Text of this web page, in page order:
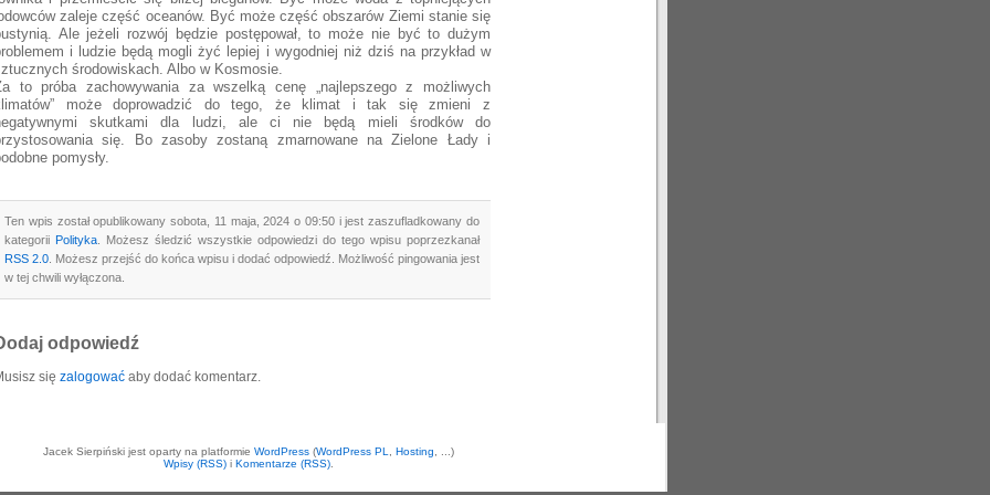
zaleje część oceanów. Być może część obszarów Ziemi stanie się
Ale jeżeli rozwój będzie postępował, to może nie być to dużym
i ludzie będą mogli żyć lepiej i wygodniej niż dziś na przykład w
środowiskach. Albo w Kosmosie.
to próba zachowywania za wszelką cenę „najlepszego z możliwych
może doprowadzić do tego, że klimat i tak się zmieni z
skutkami dla ludzi, ale ci nie będą mieli środków do
się. Bo zasoby zostaną zmarnowane na Zielone Łady i
pomysły.
Ten wpis został opublikowany sobota, 11 maja, 2024 o 09:50 i jest zaszufladkowany do
kategorii Polityka . Możesz śledzić wszystkie odpowiedzi do tego wpisu poprzezkanał
RSS 2.0 . Możesz przejść do końca wpisu i dodać odpowiedź. Możliwość pingowania jest
w tej chwili wyłączona.
odpowiedź
się zalogować aby dodać komentarz.
Jacek Sierpiński jest oparty na platformie WordPress(WordPress PL Hosting , ...)
Wpisy (RSS)i Komentarze (RSS).